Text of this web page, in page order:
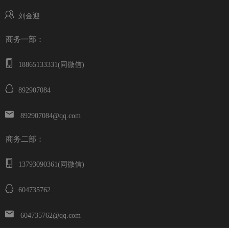
刘金迎
商务一部：
18865133331(同微信)
892907084
892907084@qq.com
商务二部：
13793090361(同微信)
604735762
604735762@qq.com